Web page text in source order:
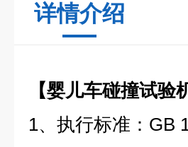
详情介绍
【婴儿车碰撞试验
1、执行标准：GB